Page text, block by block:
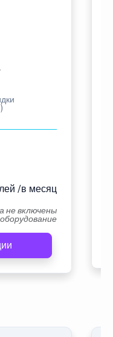
/в месяц
не включены